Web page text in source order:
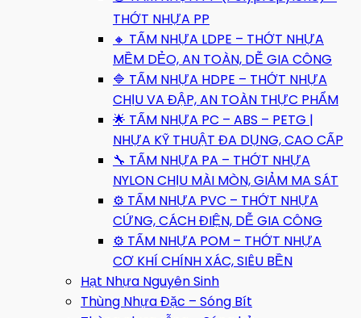
THỚT NHỰA PP
🔸 TẤM NHỰA LDPE – THỚT NHỰA
MỀM DẺO, AN TOÀN, DỄ GIA CÔNG
🔷 TẤM NHỰA HDPE – THỚT NHỰA
CHỊU VA ĐẬP, AN TOÀN THỰC PHẨM
🌟 TẤM NHỰA PC – ABS – PETG |
NHỰA KỸ THUẬT ĐA DỤNG, CAO CẤP
🔧 TẤM NHỰA PA – THỚT NHỰA
NYLON CHỊU MÀI MÒN, GIẢM MA SÁT
⚙️ TẤM NHỰA PVC – THỚT NHỰA
CỨNG, CÁCH ĐIỆN, DỄ GIA CÔNG
⚙️ TẤM NHỰA POM – THỚT NHỰA
CƠ KHÍ CHÍNH XÁC, SIÊU BỀN
Hạt Nhựa Nguyên Sinh
Thùng Nhựa Đặc – Sóng Bít